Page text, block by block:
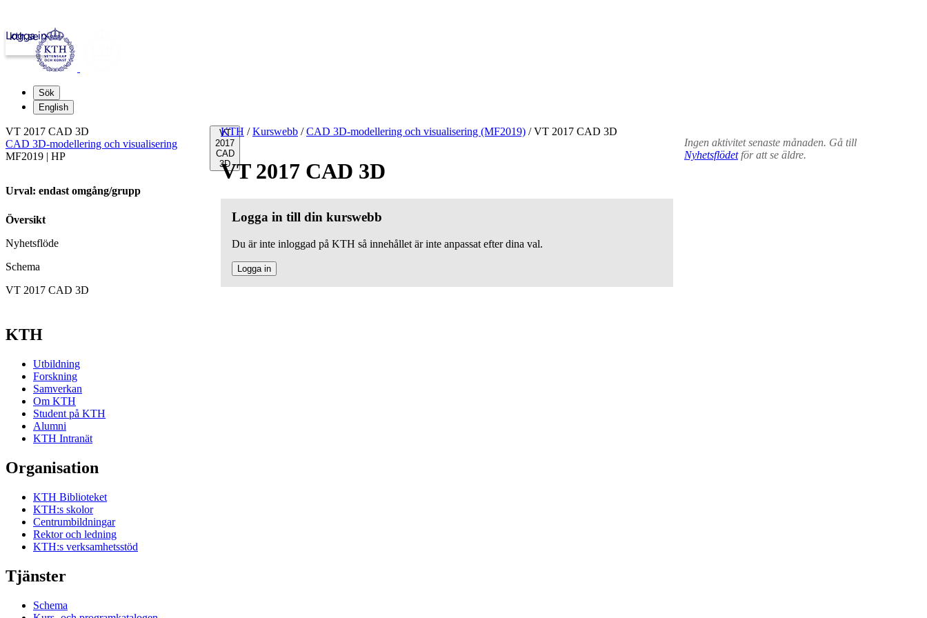
kth.se
Logga in
Sök
English
VT
2017
CAD
3D
KTH / Kurswebb / CAD 3D-modellering och visualisering (MF2019) /VT 2017 CAD 3D
VT 2017 CAD 3D
Logga in till din kurswebb
Du är inte inloggad på KTH så innehållet är inte anpassat efter dina val.
Logga in
Ingen aktivitet senaste månaden. Gå till
Nyhetsflödetför att se äldre.
VT 2017 CAD 3D
CAD 3D-modellering och visualisering
MF2019 | HP
Urval: endast omgång/grupp
Översikt
Nyhetsflöde
Schema
VT 2017 CAD 3D
KTH
Utbildning
Forskning
Samverkan
Om KTH
Student på KTH
Alumni
KTH Intranät
Organisation
KTH Biblioteket
KTH:s skolor
Centrumbildningar
Rektor och ledning
KTH:s verksamhetsstöd
Tjänster
Schema